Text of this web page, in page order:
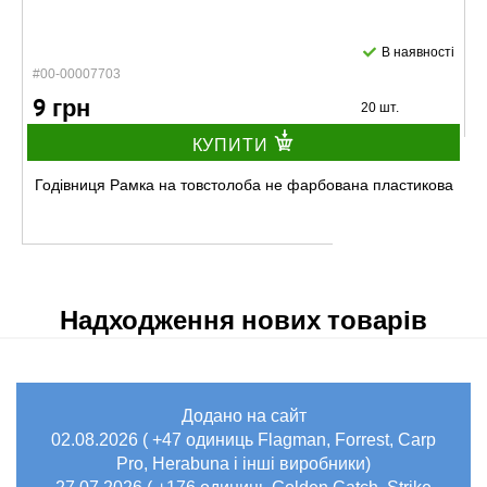
#00-00007703
В наявності
9 грн 20 шт.
КУПИТИ
Годівниця Рамка на товстолоба не фарбована пластикова
#04-00000913
12 грн 16 шт.
Надходження нових товарів
Додано на сайт
02.08.2026 ( +47 одиниць Flagman, Forrest, Carp
Pro, Herabuna і інші виробники)